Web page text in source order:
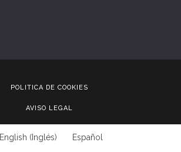
POLITICA DE COOKIES
AVISO LEGAL
English ( Inglés) Español